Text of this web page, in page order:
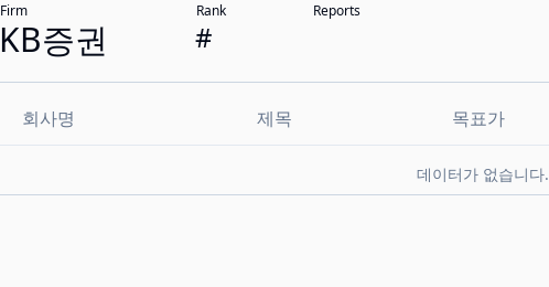
Firm
KB증권
Rank
#
Reports
데이터가 없습니다.
회사명 제목 목표가